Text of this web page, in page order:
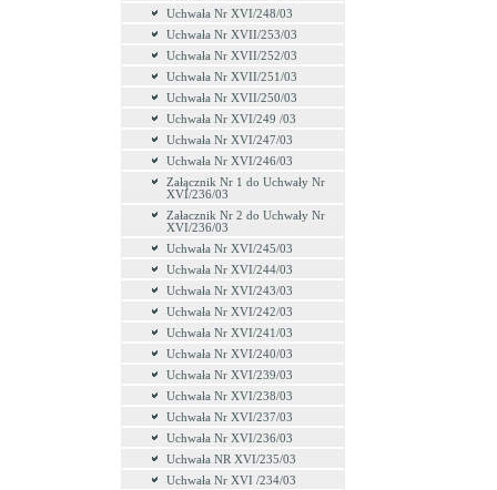
Uchwała Nr XVI/248/03
Uchwała Nr XVII/253/03
Uchwała Nr XVII/252/03
Uchwała Nr XVII/251/03
Uchwała Nr XVII/250/03
Uchwała Nr XVI/249 /03
Uchwała Nr XVI/247/03
Uchwała Nr XVI/246/03
Załącznik Nr 1 do Uchwały Nr
XVI/236/03
Załacznik Nr 2 do Uchwały Nr
XVI/236/03
Uchwała Nr XVI/245/03
Uchwała Nr XVI/244/03
Uchwała Nr XVI/243/03
Uchwała Nr XVI/242/03
Uchwała Nr XVI/241/03
Uchwała Nr XVI/240/03
Uchwała Nr XVI/239/03
Uchwała Nr XVI/238/03
Uchwała Nr XVI/237/03
Uchwała Nr XVI/236/03
Uchwała NR XVI/235/03
Uchwała Nr XVI /234/03